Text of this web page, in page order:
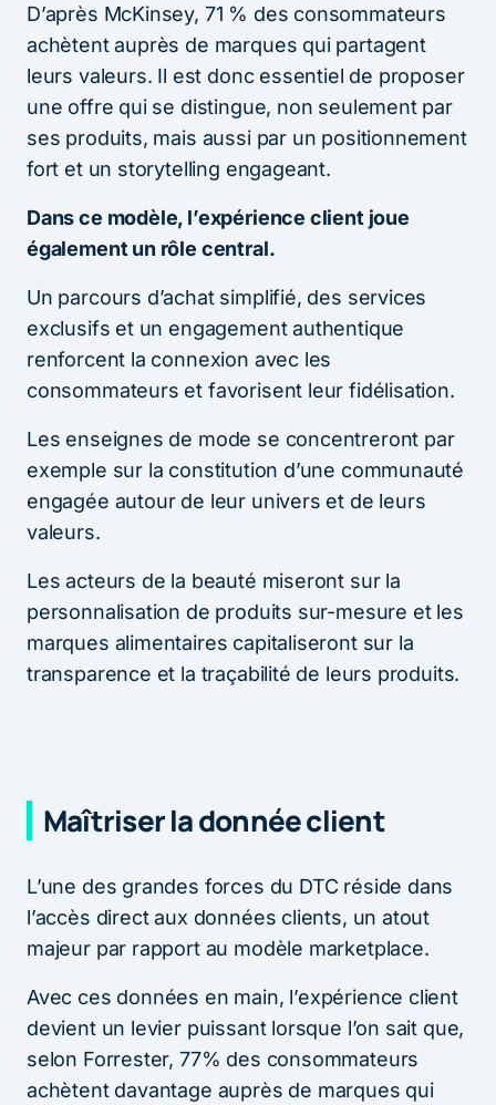
D’après McKinsey, 71 % des consommateurs
achètent auprès de marques qui partagent
leurs valeurs. Il est donc essentiel de proposer
une offre qui se distingue, non seulement par
ses produits, mais aussi par un positionnement
fort et un storytelling engageant.
Dans ce modèle, l’expérience client joue
également un rôle central.
Un parcours d’achat simplifié, des services
exclusifs et un engagement authentique
renforcent la connexion avec les
consommateurs et favorisent leur fidélisation.
Les enseignes de mode se concentreront par
exemple sur la constitution d’une communauté
engagée autour de leur univers et de leurs
valeurs.
Les acteurs de la beauté miseront sur la
personnalisation de produits sur-mesure et les
marques alimentaires capitaliseront sur la
transparence et la traçabilité de leurs produits.
Maîtriser la donnée client
L’une des grandes forces du DTC réside dans
l’accès direct aux données clients, un atout
majeur par rapport au modèle marketplace.
Avec ces données en main, l’expérience client
devient un levier puissant lorsque l’on sait que,
selon Forrester, 77% des consommateurs
achètent davantage auprès de marques qui